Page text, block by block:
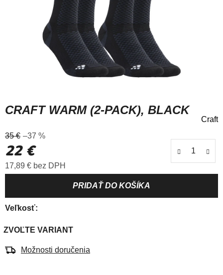
CRAFT WARM (2-PACK), BLACK
hodnotenie
produktu
0,0
hviezdičiek.
Craft
Veľkosť
ZVOĽTE VARIANT
Možnosti doručenia
35 € –37 %
22 €
17,89 € bez DPH